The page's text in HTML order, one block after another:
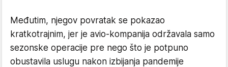
Međutim, njegov povratak se pokazao
kratkotrajnim, jer je avio-kompanija održavala samo
sezonske operacije pre nego što je potpuno
obustavila uslugu nakon izbijanja pandemije